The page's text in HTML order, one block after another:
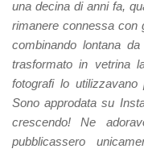
una decina di anni fa,
rimanere connessa con
combinando lontana
trasformato in vetrina
fotografi lo
Sono approdata su
crescendo! Ne
pubblicassero